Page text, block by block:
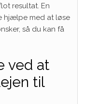
resultat. En
hjælpe med at løse
så du kan få
ved at
til